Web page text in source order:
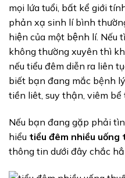
mọi lứa tuổi, bất kể giới
phản xạ sinh lí bình
hiện của một bệnh lí. Nếu
không thường xuyên thì
nếu tiểu đêm diễn ra liên
biết bạn đang mắc bệnh
tiền liêt, suy thận, viêm
Nếu bạn đang gặp phải
hiểu tiểu đêm nhiều uống
thông tin dưới đây chắc